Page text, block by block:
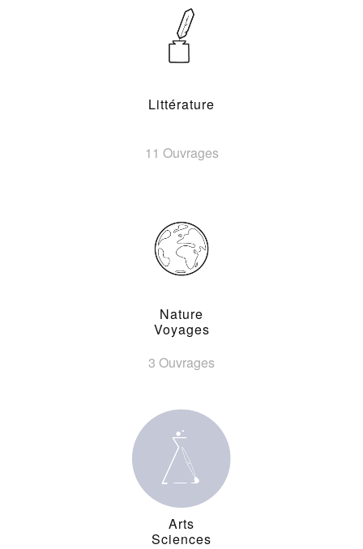
Littérature
11 Ouvrages
Nature
Voyages
3 Ouvrages
Arts
Sciences